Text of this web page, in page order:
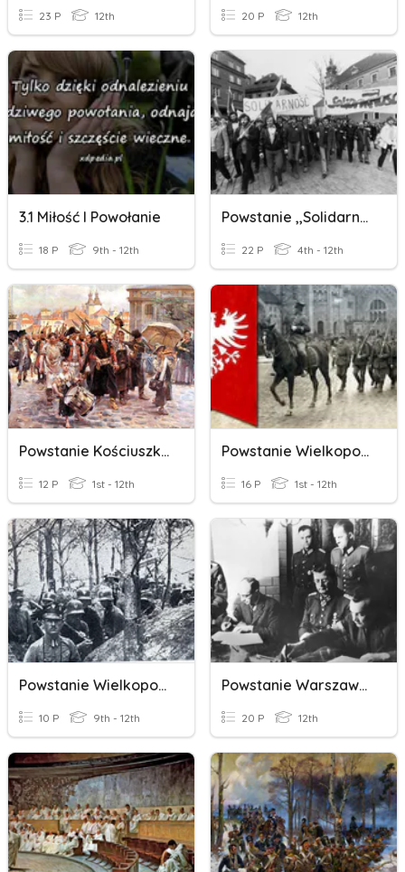
23 P 12th 20 P 12th
3.1 Miłość I Powołanie
18 P 9th - 12th
Powstanie ,,Solidarności'' I Stan Wojenny
22 P 4th - 12th
Powstanie Kościuszkowskie
12 P 1st - 12th
Powstanie Wielkopolskie
16 P 1st - 12th
Powstanie Wielkopolskie
10 P 9th - 12th
Powstanie Warszawskie
20 P 12th